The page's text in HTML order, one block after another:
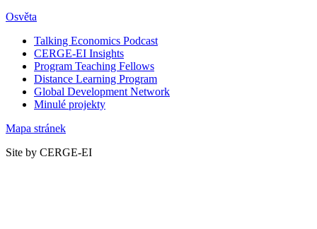
Osvěta
Talking Economics Podcast
CERGE-EI Insights
Program Teaching Fellows
Distance Learning Program
Global Development Network
Minulé projekty
Mapa stránek
Site by CERGE-EI